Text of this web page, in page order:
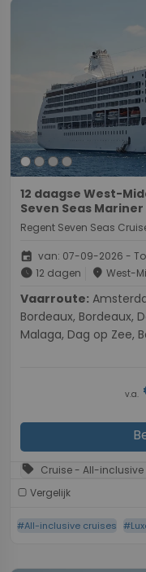
12 daagse West-
Seven Seas Mariner
Regent Seven Seas
event van: 07-09-2026 -
schedule 12 dagen place West-
Vaarroute:
Bordeaux, Bordeaux,
Malaga, Dag op Zee,
v.a.
sell Cruise - All-inclusive
Vergelijk
#All-inclusive cruises